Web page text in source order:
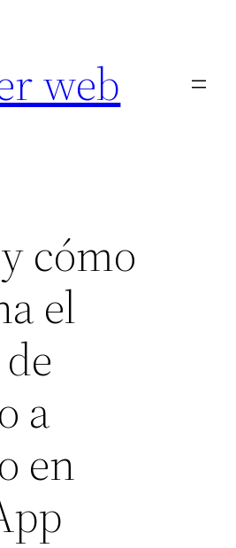
web
cómo
el
a
en